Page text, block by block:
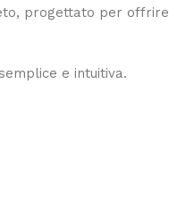
progettato per offrire
e intuitiva.